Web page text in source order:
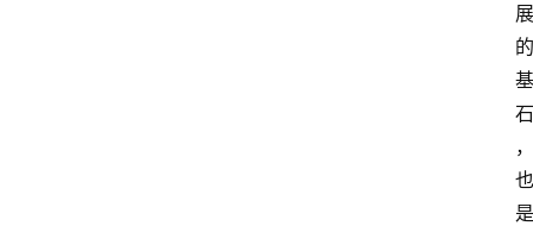
展
的
基
石
，
也
是